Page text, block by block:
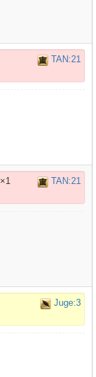
TAN:21
×1 TAN:21
Juge:3